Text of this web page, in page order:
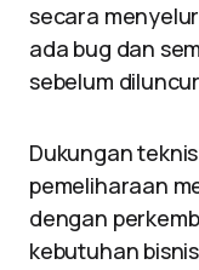
secara
ada bug dan
sebelum
Dukungan
pemeliharaan
dengan
kebutuhan